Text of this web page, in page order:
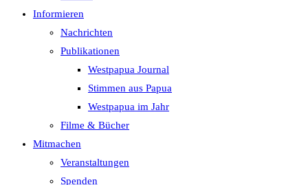
Informieren
Nachrichten
Publikationen
Westpapua Journal
Stimmen aus Papua
Westpapua im Jahr
Filme & Bücher
Mitmachen
Veranstaltungen
Spenden